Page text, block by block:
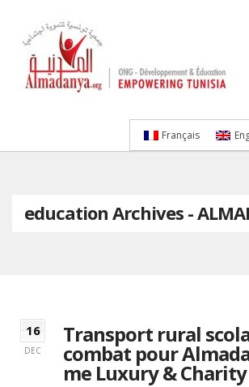
Français
education Archives -
16
DEC
Transport rural
combat pour
me Luxury & Charity